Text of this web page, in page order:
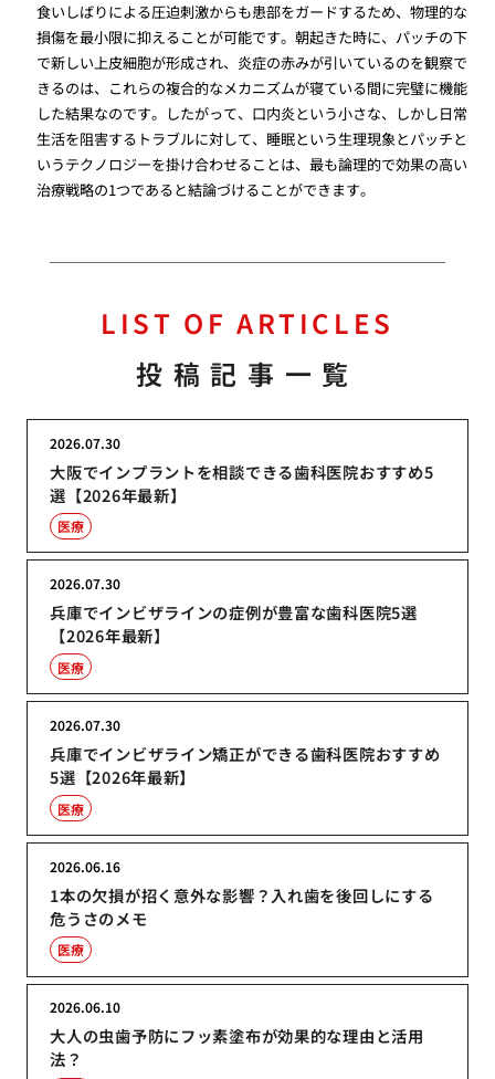
食いしばりによる圧迫刺激からも患部をガードするため、物理的な
損傷を最小限に抑えることが可能です。朝起きた時に、パッチの下
で新しい上皮細胞が形成され、炎症の赤みが引いているのを観察で
きるのは、これらの複合的なメカニズムが寝ている間に完璧に機能
した結果なのです。したがって、口内炎という小さな、しかし日常
生活を阻害するトラブルに対して、睡眠という生理現象とパッチと
いうテクノロジーを掛け合わせることは、最も論理的で効果の高い
治療戦略の1つであると結論づけることができます。
LIST OF ARTICLES
投稿記事一覧
大阪でインプラントを相談できる歯科医院おすすめ5
選【2026年最新】
2026.07.30
医療
兵庫でインビザラインの症例が豊富な歯科医院5選
【2026年最新】
2026.07.30
医療
兵庫でインビザライン矯正ができる歯科医院おすすめ
5選【2026年最新】
2026.07.30
医療
1本の欠損が招く意外な影響？入れ歯を後回しにする
危うさのメモ
2026.06.16
医療
大人の虫歯予防にフッ素塗布が効果的な理由と活用
法？
2026.06.10